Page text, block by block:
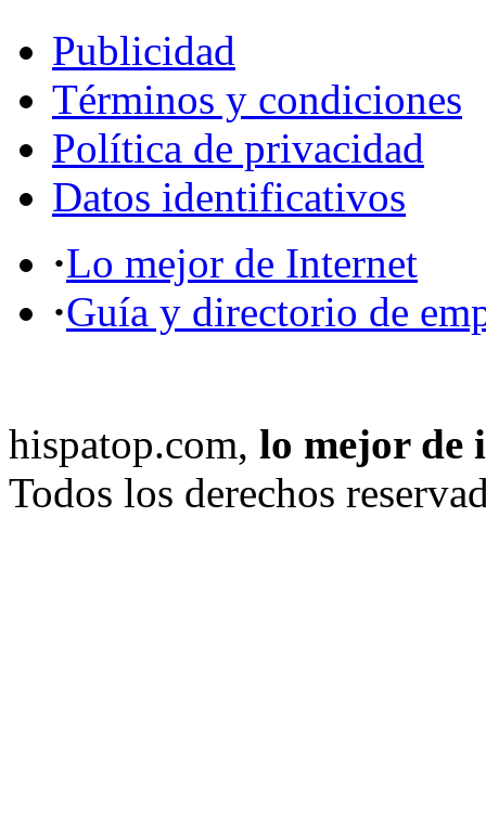
Publicidad
Términos y condiciones
Política de privacidad
Datos identificativos
·Lo mejor de Internet
·Guía y directorio de
hispatop.com, lo mejor de
Todos los derechos